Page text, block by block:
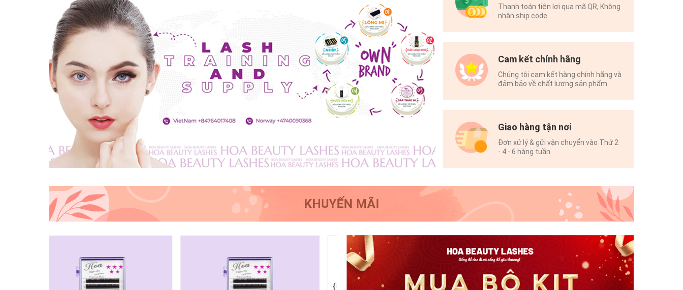
Thanh toán tiện lợi qua mã QR, Không
nhận ship code
Cam kết chính hãng
Chúng tôi cam kết hàng chính hãng và
đảm bảo về chất lượng sản phẩm
Giao hàng tận nơi
Đơn xử lý & gửi vận chuyển vào Thứ 2
- 4 - 6 hàng tuần.
KHUYẾN MÃI
{!-- Hình có link sang trang chi tiết -
{!-- Hình có link sang trang chi tiết -
{!-- Hình có link sang trang chi tiết -
{!-- Hình có link sang trang chi tiết -